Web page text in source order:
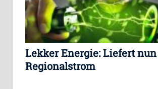
Lekker Energie: Liefert
Regionalstrom